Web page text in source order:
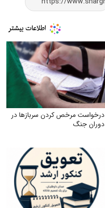
درخواست مرخص کردن سربازها در
دوران جنگ